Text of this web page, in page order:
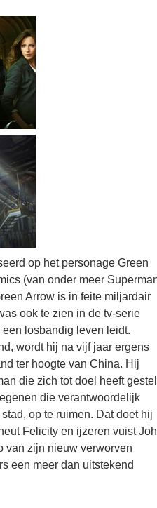
op het personage Green
(van onder meer
Arrow is in feite miljardair
ook te zien in de tv-serie
losbandig leven leidt.
wordt hij na vijf jaar ergens
ter hoogte van China. Hij
die zich tot doel heeft
die verantwoordelijk
op te ruimen. Dat doet hij
Felicity en ijzeren vuist
van zijn nieuw verworven
een meer dan uitstekend